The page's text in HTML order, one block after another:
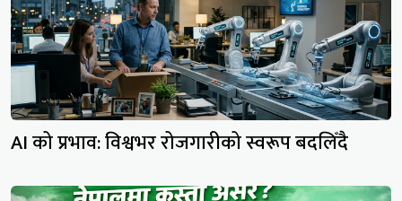
AI को प्रभाव: विश्वभर रोजगारीको स्वरूप बदलिँदै